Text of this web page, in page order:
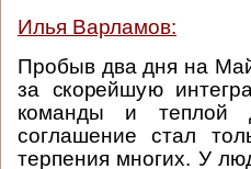
Илья Варламов:
Пробыв два дня на
за скорейшую
команды и теплой
соглашение стал
терпения многих. У